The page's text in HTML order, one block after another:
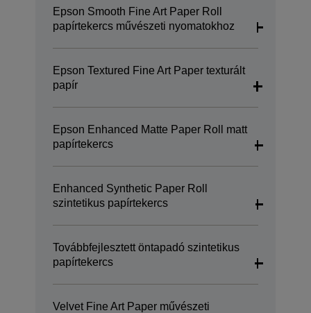
Epson Smooth Fine Art Paper Roll
papírtekercs művészeti nyomatokhoz
Epson Textured Fine Art Paper texturált
papír
Epson Enhanced Matte Paper Roll matt
papírtekercs
Enhanced Synthetic Paper Roll
szintetikus papírtekercs
Továbbfejlesztett öntapadó szintetikus
papírtekercs
Velvet Fine Art Paper művészeti